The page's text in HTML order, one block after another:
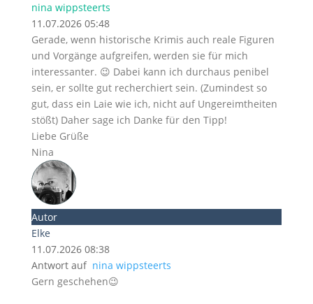
nina wippsteerts
11.07.2026 05:48
Gerade, wenn historische Krimis auch reale Figuren
und Vorgänge aufgreifen, werden sie für mich
interessanter. 😉 Dabei kann ich durchaus penibel
sein, er sollte gut recherchiert sein. (Zumindest so
gut, dass ein Laie wie ich, nicht auf Ungereimtheiten
stößt) Daher sage ich Danke für den Tipp!
Liebe Grüße
Nina
Autor
Elke
11.07.2026 08:38
Antwort auf nina wippsteerts
Gern geschehen😉